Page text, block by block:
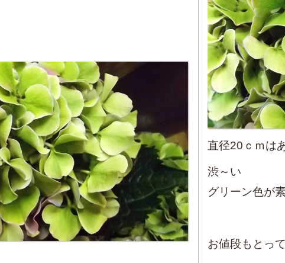
直径20ｃｍは
渋～い
グリーン色が
お値段もとっ